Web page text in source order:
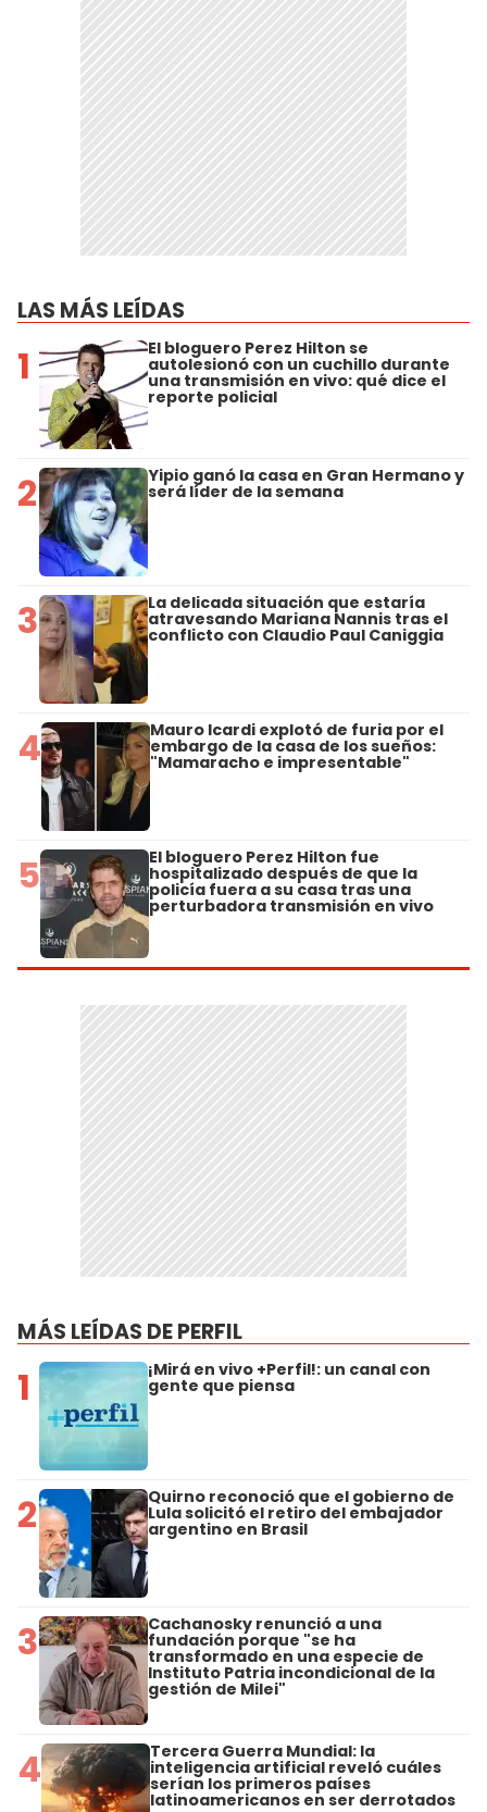
LAS MÁS LEÍDAS
1 El bloguero Perez Hilton se
autolesionó con un cuchillo durante
una transmisión en vivo: qué dice el
reporte policial
2 Yipio ganó la casa en Gran Hermano y
será líder de la semana
3 La delicada situación que estaría
atravesando Mariana Nannis tras el
conflicto con Claudio Paul Caniggia
4 Mauro Icardi explotó de furia por el
embargo de la casa de los sueños:
"Mamaracho e impresentable"
5 El bloguero Perez Hilton fue
hospitalizado después de que la
policía fuera a su casa tras una
perturbadora transmisión en vivo
MÁS LEÍDAS DE PERFIL
1 ¡Mirá en vivo +Perfil!: un canal con
gente que piensa
2 Quirno reconoció que el gobierno de
Lula solicitó el retiro del embajador
argentino en Brasil
3 Cachanosky renunció a una
fundación porque "se ha
transformado en una especie de
Instituto Patria incondicional de la
gestión de Milei"
4 Tercera Guerra Mundial: la
inteligencia artificial reveló cuáles
serían los primeros países
latinoamericanos en ser derrotados